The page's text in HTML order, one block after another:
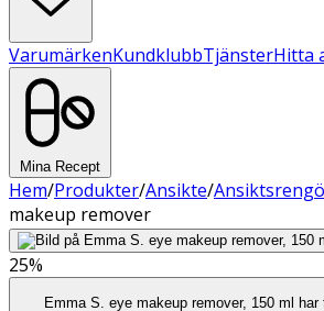
VarumärkenKundklubbTjänsterHitta
Mina Recept
Hem/Produkter/Ansikte/
makeup remover
25%
Emma S. eye makeup remover, 150 ml